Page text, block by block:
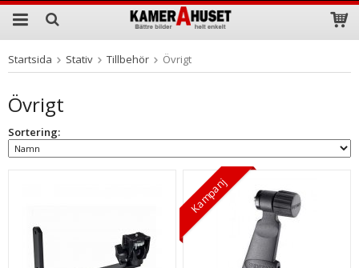
Produkten har blivit tillagd i varukorgen
Startsida Stativ Tillbehör Övrigt
Övrigt
Sortering:
Kampanj